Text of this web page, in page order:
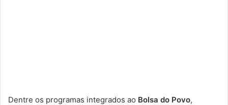
Dentre os programas integrados ao Bolsa do Povo,